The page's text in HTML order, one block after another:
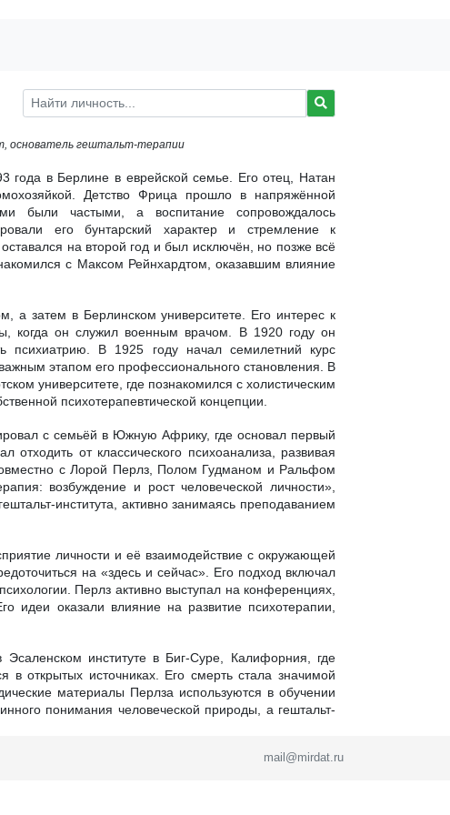
основатель гештальт-терапии
в Берлине в еврейской семье. Его отец, Натан
Детство Фрица прошло в напряжённой
были частыми, а воспитание сопровождалось
его бунтарский характер и стремление к
на второй год и был исключён, но позже всё
с Максом Рейнхардтом, оказавшим влияние
а затем в Берлинском университете. Его интерес к
когда он служил военным врачом. В 1920 году он
психиатрию. В 1925 году начал семилетний курс
этапом его профессионального становления. В
университете, где познакомился с холистическим
психотерапевтической концепции.
с семьёй в Южную Африку, где основал первый
отходить от классического психоанализа, развивая
с Лорой Перлз, Полом Гудманом и Ральфом
возбуждение и рост человеческой личности»,
института, активно занимаясь преподаванием
личности и её взаимодействие с окружающей
на «здесь и сейчас». Его подход включал
Перлз активно выступал на конференциях,
идеи оказали влияние на развитие психотерапии,
институте в Биг-Суре, Калифорния, где
открытых источниках. Его смерть стала значимой
материалы Перлза используются в обучении
понимания человеческой природы, а гештальт-
mail@mirdat.ru